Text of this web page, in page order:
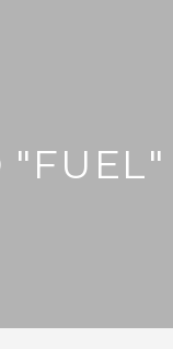
"FUEL"